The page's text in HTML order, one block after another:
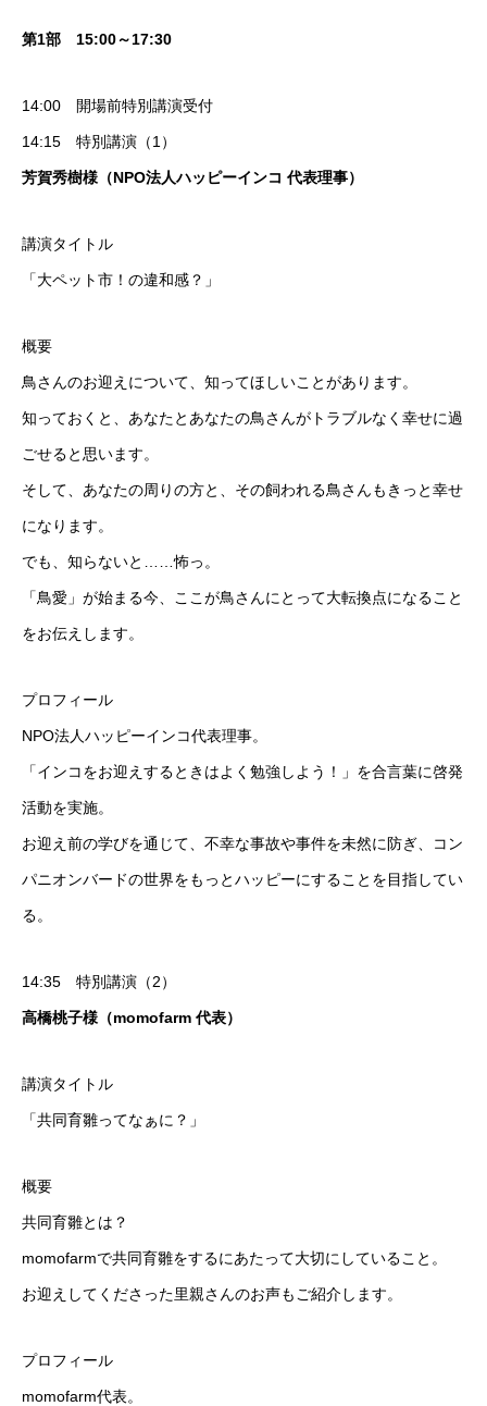
第1部 15:00～17:30
14:00 開場前特別講演受付
14:15 特別講演（1）
芳賀秀樹様（NPO法人ハッピーインコ 代表理事）
講演タイトル
「大ペット市！の違和感？」
概要
鳥さんのお迎えについて、知ってほしいことがあります。
知っておくと、あなたとあなたの鳥さんがトラブルなく幸せに過
ごせると思います。
そして、あなたの周りの方と、その飼われる鳥さんもきっと幸せ
になります。
でも、知らないと……怖っ。
「鳥愛」が始まる今、ここが鳥さんにとって大転換点になること
をお伝えします。
プロフィール
NPO法人ハッピーインコ代表理事。
「インコをお迎えするときはよく勉強しよう！」を合言葉に啓発
活動を実施。
お迎え前の学びを通じて、不幸な事故や事件を未然に防ぎ、コン
パニオンバードの世界をもっとハッピーにすることを目指してい
る。
14:35 特別講演（2）
高橋桃子様（momofarm 代表）
講演タイトル
「共同育雛ってなぁに？」
概要
共同育雛とは？
momofarmで共同育雛をするにあたって大切にしていること。
お迎えしてくださった里親さんのお声もご紹介します。
プロフィール
momofarm代表。